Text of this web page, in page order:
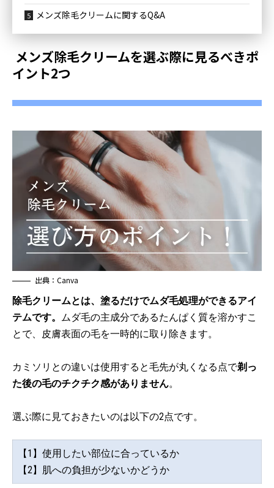
メンズ除毛クリームに関するQ&A
メンズ除毛クリームを選ぶ際に見るべきポ
イント2つ
出典：Canva
除毛クリームとは、塗るだけでムダ毛処理ができるアイ
テムです。 ムダ毛の主成分であるたんぱく質を溶かすこ
とで、皮膚表面の毛を一時的に取り除きます。
カミソリとの違いは使用すると毛先が丸くなる点で剃っ
た後の毛のチクチク感がありません。
選ぶ際に見ておきたいのは以下の2点です。
【1】使用したい部位に合っているか
【2】肌への負担が少ないかどうか